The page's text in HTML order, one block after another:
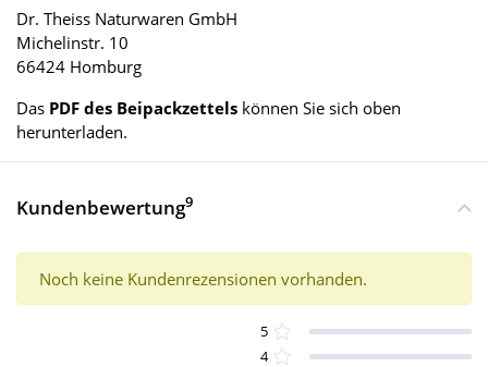
Dr. Theiss Naturwaren GmbH
Michelinstr. 10
66424 Homburg
Das PDF des Beipackzettels können Sie sich oben
herunterladen.
Kundenbewertung9
Noch keine Kundenrezensionen vorhanden.
5
4